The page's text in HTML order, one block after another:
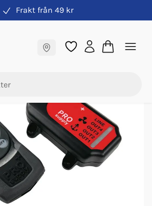
Frakt från 49 kr
pris online & i butik